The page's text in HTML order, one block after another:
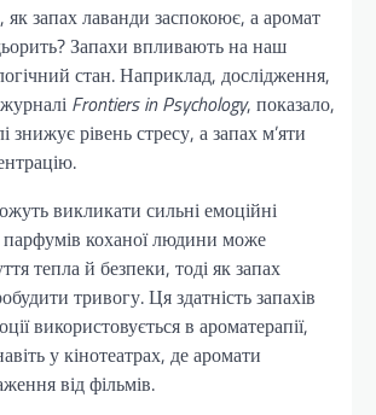
запах лаванди заспокоює, а аромат
Запахи впливають на наш
стан. Наприклад, дослідження,
Frontiers in Psychology, показало,
знижує рівень стресу, а запах м’яти
викликати сильні емоційні
парфумів коханої людини може
тепла й безпеки, тоді як запах
тривогу. Ця здатність запахів
використовується в ароматерапії,
у кінотеатрах, де аромати
від фільмів.